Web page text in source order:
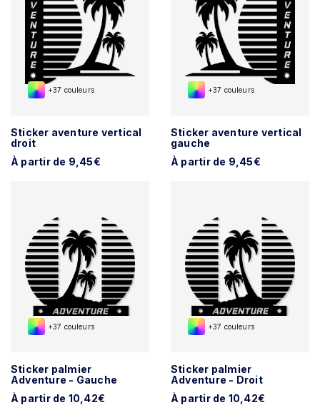
+37 couleurs
Sticker aventure vertical
droit
À partir de 9,45€
+37 couleurs
Sticker aventure vertical
gauche
À partir de 9,45€
+37 couleurs
Sticker palmier
Adventure - Gauche
À partir de 10,42€
+37 couleurs
Sticker palmier
Adventure - Droit
À partir de 10,42€